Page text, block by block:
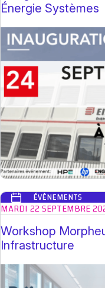
Énergie Systèmes
ÉVÈNEMENTS
MARDI 22 SEPTEMBRE
Workshop
Infrastructure